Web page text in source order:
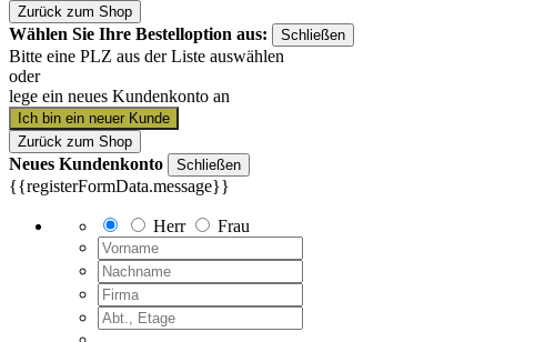
Zurück zum Shop
Wählen Sie Ihre Bestelloption aus: Schließen
Bitte eine PLZ aus der Liste auswählen
oder
lege ein neues Kundenkonto an
Ich bin ein neuer Kunde
Zurück zum Shop
Neues Kundenkonto Schließen
{{registerFormData.message}}
Herr Frau